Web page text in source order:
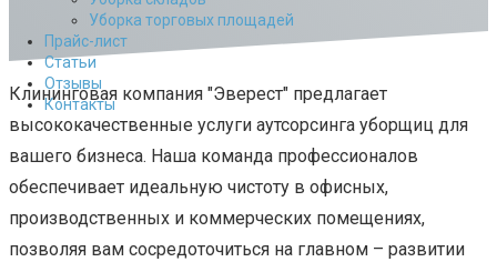
Уборка торговых площадей
Прайс-лист
Cтатьи
Отзывы
Контакты
Клининговая компания "Эверест" предлагает
высококачественные услуги аутсорсинга уборщиц для
вашего бизнеса. Наша команда профессионалов
обеспечивает идеальную чистоту в офисных,
производственных и коммерческих помещениях,
позволяя вам сосредоточиться на главном – развитии